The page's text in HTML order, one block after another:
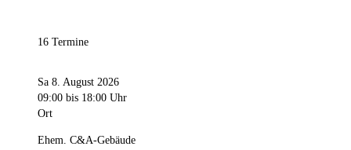
16 Termine
Sa 8. August 2026
09:00 bis 18:00 Uhr
Ort
Ehem. C&A-Gebäude